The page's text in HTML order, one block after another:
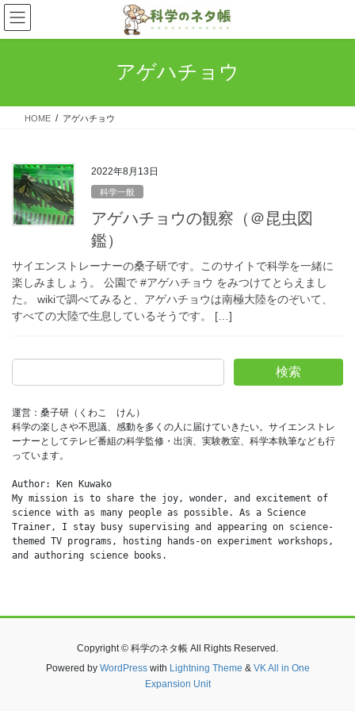
コ
ン
テ
ス
ナ
ビ
ゲ
ン
アゲハチョウ
HOME アゲハチョウ
2022年8月13日
科学一般
アゲハチョウの観察（＠昆虫図
鑑）
サイエンストレーナーの桑子研です。このサイトで科学を一緒に
楽しみましょう。 公園で #アゲハチョウ をみつけてとらえまし
た。 wikiで調べてみると、アゲハチョウは南極大陸をのぞいて、
すべての大陸で生息しているそうです。 […]
検索
運営：桑子研（くわこ　けん）
科学の楽しさや不思議、感動を多くの人に届けていきたい。サイエンストレ
ーナーとしてテレビ番組の科学監修・出演、実験教室、科学本執筆なども行
っています。
Author: Ken Kuwako
My mission is to share the joy, wonder, and excitement of
science with as many people as possible. As a Science
Trainer, I stay busy supervising and appearing on science-
themed TV programs, hosting hands-on experiment workshops,
and authoring science books.
Copyright © 科学のネタ帳 All Rights Reserved.
Powered by WordPresswith Lightning Theme & VK All in One
Expansion Unit